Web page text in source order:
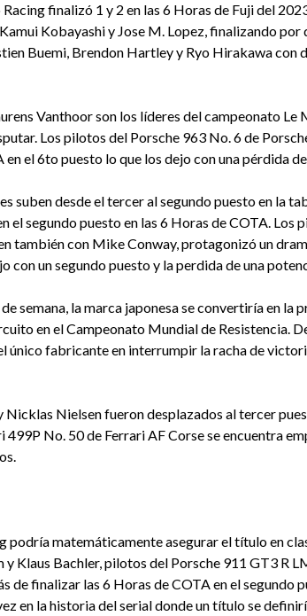
finalizó 1 y 2 en las 6 Horas de Fuji del
Kobayashi y Jose M. Lopez, finalizando por
Buemi, Brendon Hartley y Ryo Hirakawa con
Vanthoor son los líderes del campeonato
Los pilotos del Porsche 963 No. 6 de
el 6to puesto lo que los dejo con una pérdida
suben desde el tercer al segundo puesto en la
el segundo puesto en las 6 Horas de COTA. Los
también con Mike Conway, protagonizó un
con un segundo puesto y la perdida de una
semana, la marca japonesa se convertiría en la
en el Campeonato Mundial de Resistencia.
único fabricante en interrumpir la racha de
Nielsen fueron desplazados al tercer
No. 50 de Ferrari AF Corse se encuentra
podría matemáticamente asegurar el título en
Klaus Bachler, pilotos del Porsche 911 GT3 R
de finalizar las 6 Horas de COTA en el segundo
en la historia del serial donde un título se